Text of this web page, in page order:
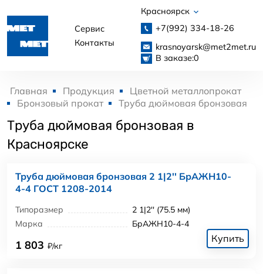
Сервис
Контакты
Красноярск
+7(992) 334-18-26
krasnoyarsk@met2met.ru
В заказе:0
Главная Продукция
Цветной металлопрокат
Бронзовый прокат
Труба дюймовая бронзовая
Труба дюймовая бронзовая в
Красноярске
Труба дюймовая бронзовая 2 1|2'' БрАЖН10-
4-4 ГОСТ 1208-2014
Типоразмер
2 1|2'' (75.5 мм)
Марка
БрАЖН10-4-4
1 803 ₽/кг
Купить